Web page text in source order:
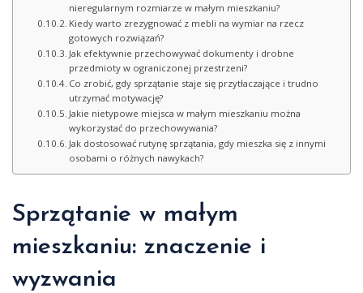
nieregularnym rozmiarze w małym mieszkaniu?
Kiedy warto zrezygnować z mebli na wymiar na rzecz
gotowych rozwiązań?
Jak efektywnie przechowywać dokumenty i drobne
przedmioty w ograniczonej przestrzeni?
Co zrobić, gdy sprzątanie staje się przytłaczające i trudno
utrzymać motywację?
Jakie nietypowe miejsca w małym mieszkaniu można
wykorzystać do przechowywania?
Jak dostosować rutynę sprzątania, gdy mieszka się z innymi
osobami o różnych nawykach?
Sprzątanie w małym
mieszkaniu: znaczenie i
wyzwania